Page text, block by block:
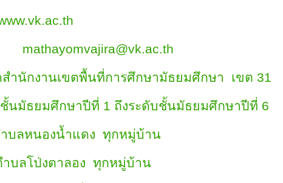
ขตพื้นที่การศึกษามัธยมศึกษา เขต 31
นมัธยมศึกษาปีที่ 1 ถึงระดับชั้นมัธยมศึกษาปีที่ 6
บลหนองน้ำแดง ทุกหมู่บ้าน
าลอง ทุกหมู่บ้าน